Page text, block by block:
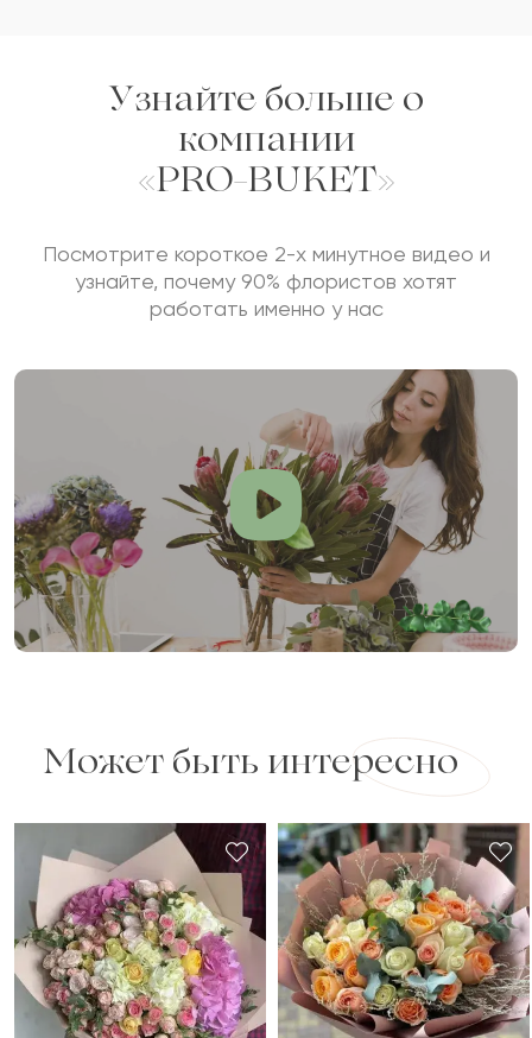
muwa77
Отличный букет! Стоит своих денег на все
А
2021-03-19
Асхат
выбор цветов и всегда можно найти букет на
Показать еще
Оставить свой отзыв
Ваше имя
Отзыв
Узнайте больше о
компании
«PRO-BUKET»
Посмотрите короткое 2-х минутное видео и
узнайте, почему 90% флористов хотят
работать именно у нас
Может быть интересно